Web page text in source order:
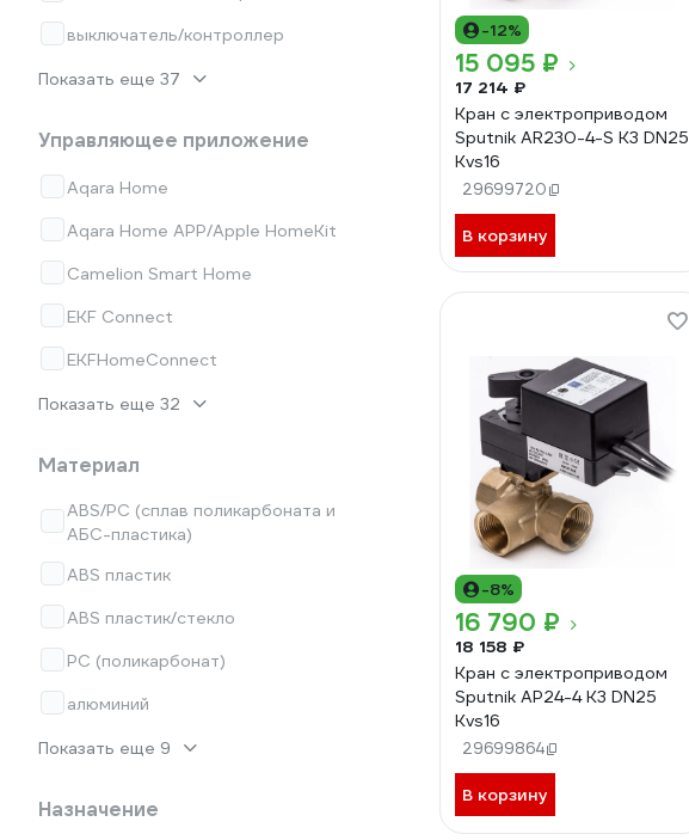
выключатель/контроллер
Показать еще 37
Управляющее приложение
Aqara Home
Aqara Home APP/Apple HomeKit
Camelion Smart Home
EKF Connect
EKFHomeСonnect
Показать еще 32
Материал
ABS/PC (сплав поликарбоната и
АБС-пластика)
ABS пластик
ABS пластик/стекло
PC (поликарбонат)
алюминий
Показать еще 9
Назначение
-12%
15 095 ₽
17 214 ₽
Кран с электроприводом
Sputnik AR230-4-S K3 DN25
Kvs16
29699720
В корзину
-8%
16 790 ₽
18 158 ₽
Кран с электроприводом
Sputnik AP24-4 K3 DN25
Kvs16
29699864
В корзину